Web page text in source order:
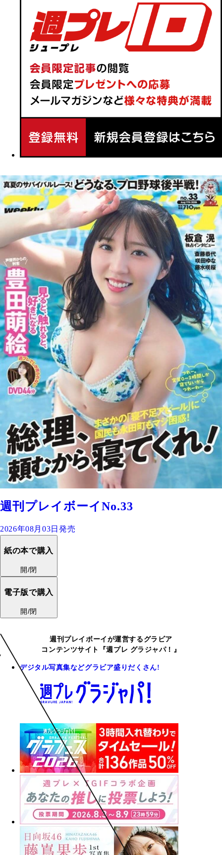
週刊プレイボーイNo.33
2026年08月03日発売
紙の本で購入
開/閉
電子版で購入
開/閉
週刊プレイボーイが運営するグラビア
コンテンツサイト『週プレ グラジャパ！』
デジタル写真集などグラビア盛りだくさん!